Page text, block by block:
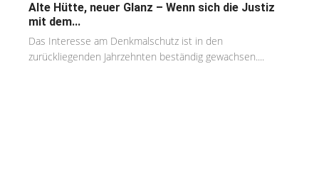
Alte Hütte, neuer Glanz – Wenn sich die Justiz
mit dem...
Das Interesse am Denkmalschutz ist in den
zurückliegenden Jahrzehnten beständig gewachsen....